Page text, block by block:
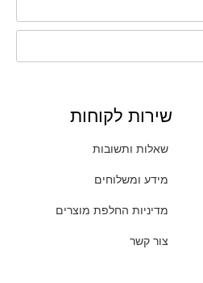
שירות לקוחות
שאלות ותשובות
מידע ומשלוחים
מדיניות החלפת מוצרים
צור קשר